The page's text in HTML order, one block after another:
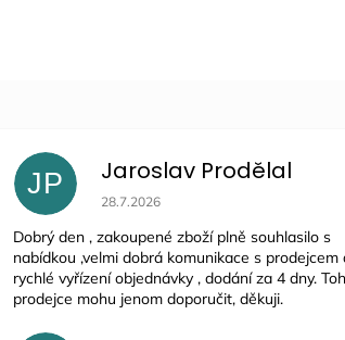
JP Jaroslav Prodělal
Hodnocení obchodu je 5 z 5
28.7.2026
Dobrý den , zakoupené zboží plně souhlasilo s
nabídkou ,velmi dobrá komunikace s prodejcem
rychlé vyřízení objednávky , dodání za 4 dny.
prodejce mohu jenom doporučit, děkuji.